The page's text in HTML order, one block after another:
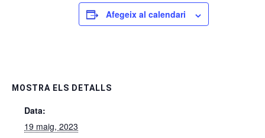
Afegeix al calendari
MOSTRA ELS DETALLS
Data:
19 maig, 2023